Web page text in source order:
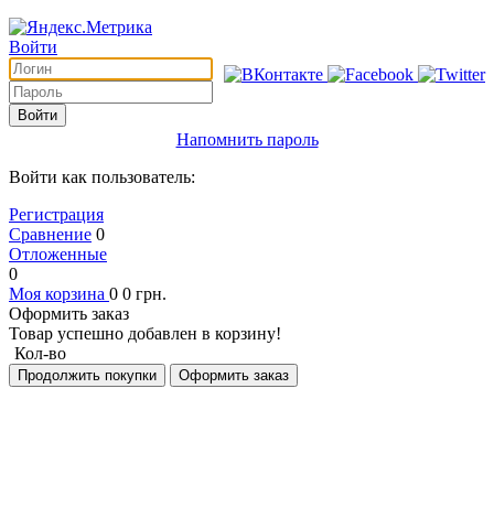
Войти
Войти
Напомнить пароль
Войти как пользователь:
Регистрация
Сравнение 0
Отложенные
0
Моя корзина 0 0 грн.
Оформить заказ
Товар успешно добавлен в корзину!
Кол-во
Продолжить покупки Оформить заказ